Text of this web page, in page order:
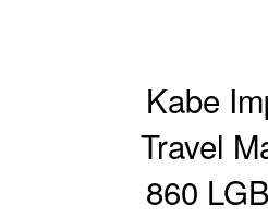
Kabe
Travel
860